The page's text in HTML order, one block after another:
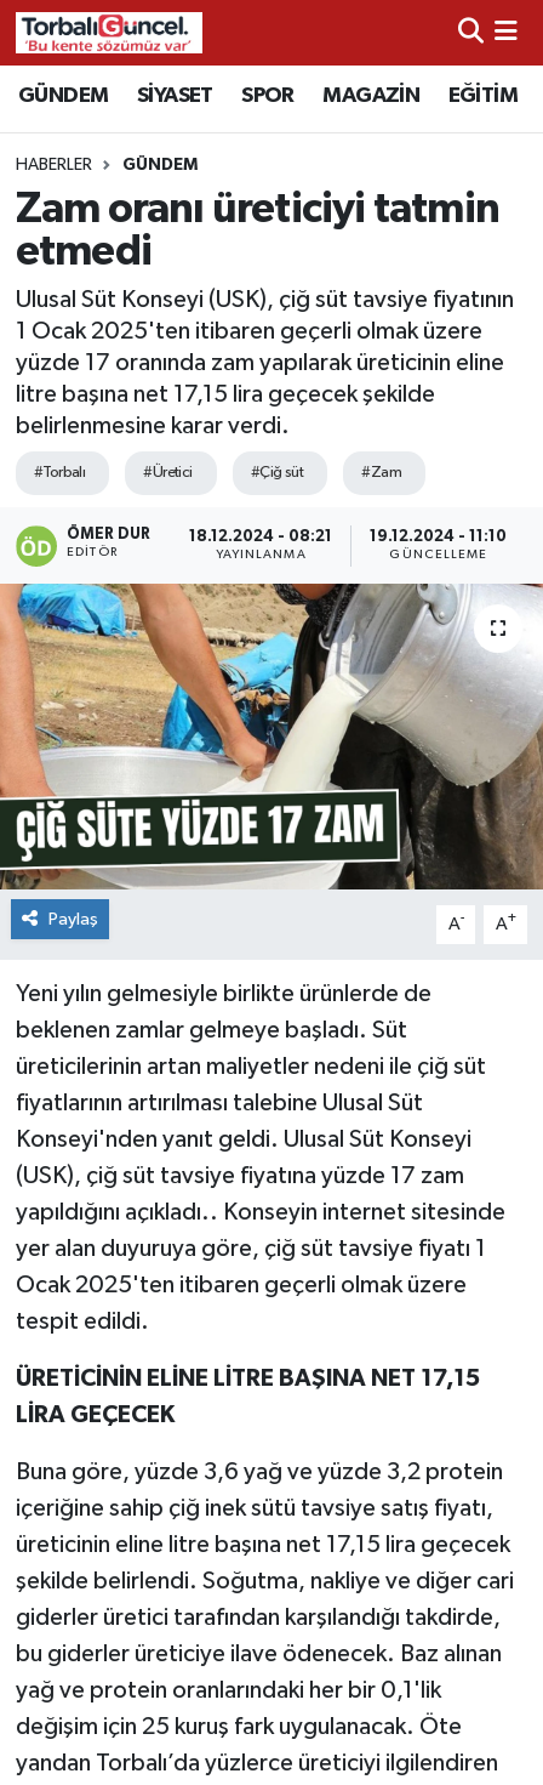
GÜNDEM SİYASET SPOR MAGAZİN EĞİTİM
HABERLER GÜNDEM
Zam oranı üreticiyi tatmin
etmedi
Ulusal Süt Konseyi (USK), çiğ süt tavsiye fiyatının
1 Ocak 2025'ten itibaren geçerli olmak üzere
yüzde 17 oranında zam yapılarak üreticinin eline
litre başına net 17,15 lira geçecek şekilde
belirlenmesine karar verdi.
#Torbalı #Üretici #Çiğ süt #Zam
ÖMER DUR
EDITÖR
18.12.2024 - 08:21
YAYINLANMA
19.12.2024 - 11:10
GÜNCELLEME
Paylaş A- A+
Yeni yılın gelmesiyle birlikte ürünlerde de
beklenen zamlar gelmeye başladı. Süt
üreticilerinin artan maliyetler nedeni ile çiğ süt
fiyatlarının artırılması talebine Ulusal Süt
Konseyi'nden yanıt geldi. Ulusal Süt Konseyi
(USK), çiğ süt tavsiye fiyatına yüzde 17 zam
yapıldığını açıkladı.. Konseyin internet sitesinde
yer alan duyuruya göre, çiğ süt tavsiye fiyatı 1
Ocak 2025'ten itibaren geçerli olmak üzere
tespit edildi.
ÜRETİCİNİN ELİNE LİTRE BAŞINA NET 17,15
LİRA GEÇECEK
Buna göre, yüzde 3,6 yağ ve yüzde 3,2 protein
içeriğine sahip çiğ inek sütü tavsiye satış fiyatı,
üreticinin eline litre başına net 17,15 lira geçecek
şekilde belirlendi. Soğutma, nakliye ve diğer cari
giderler üretici tarafından karşılandığı takdirde,
bu giderler üreticiye ilave ödenecek. Baz alınan
yağ ve protein oranlarındaki her bir 0,1'lik
değişim için 25 kuruş fark uygulanacak. Öte
yandan Torbalı’da yüzlerce üreticiyi ilgilendiren
İzmir Nöbetçi Eczaneler
İzmir Hava Durumu
İzmir Namaz Vakitleri
Süper Lig Puan Durumu ve Fikstür
Tüm Manşetler
Son Dakika Haberleri
Haber Arşivi